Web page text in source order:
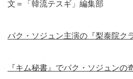
文＝「韓流テスギ」編集部
パク・ソジュン主演の『梨泰院ク
『キム秘書』でパク・ソジュンの